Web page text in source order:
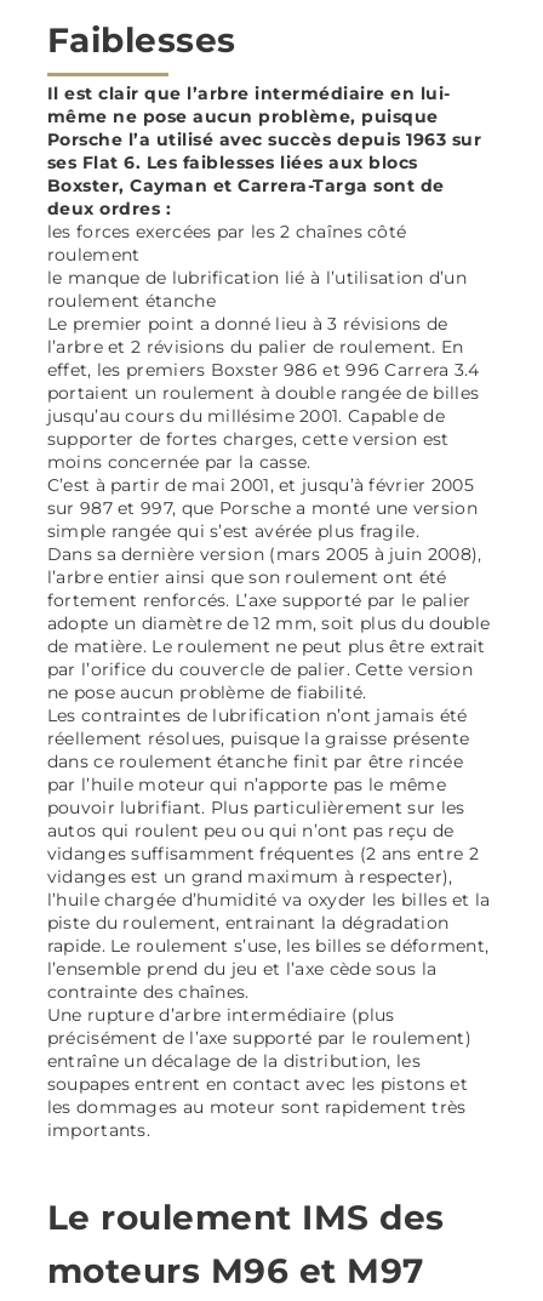
Faiblesses
Il est clair que l’arbre intermédiaire en lui-
même ne pose aucun problème, puisque
Porsche l’a utilisé avec succès depuis 1963 sur
ses Flat 6. Les faiblesses liées aux blocs
Boxster, Cayman et Carrera-Targa sont de
deux ordres :
les forces exercées par les 2 chaînes côté
roulement
le manque de lubrification lié à l’utilisation d’un
roulement étanche
Le premier point a donné lieu à 3 révisions de
l’arbre et 2 révisions du palier de roulement. En
effet, les premiers Boxster 986 et 996 Carrera 3.4
portaient un roulement à double rangée de billes
jusqu’au cours du millésime 2001. Capable de
supporter de fortes charges, cette version est
moins concernée par la casse.
C’est à partir de mai 2001, et jusqu’à février 2005
sur 987 et 997, que Porsche a monté une version
simple rangée qui s’est avérée plus fragile.
Dans sa dernière version (mars 2005 à juin 2008),
l’arbre entier ainsi que son roulement ont été
fortement renforcés. L’axe supporté par le palier
adopte un diamètre de 12 mm, soit plus du double
de matière. Le roulement ne peut plus être extrait
par l’orifice du couvercle de palier. Cette version
ne pose aucun problème de fiabilité.
Les contraintes de lubrification n’ont jamais été
réellement résolues, puisque la graisse présente
dans ce roulement étanche finit par être rincée
par l’huile moteur qui n’apporte pas le même
pouvoir lubrifiant. Plus particulièrement sur les
autos qui roulent peu ou qui n’ont pas reçu de
vidanges suffisamment fréquentes (2 ans entre 2
vidanges est un grand maximum à respecter),
l’huile chargée d’humidité va oxyder les billes et la
piste du roulement, entrainant la dégradation
rapide. Le roulement s’use, les billes se déforment,
l’ensemble prend du jeu et l’axe cède sous la
contrainte des chaînes.
Une rupture d’arbre intermédiaire (plus
précisément de l’axe supporté par le roulement)
entraîne un décalage de la distribution, les
soupapes entrent en contact avec les pistons et
les dommages au moteur sont rapidement très
importants.
Le roulement IMS des
moteurs M96 et M97